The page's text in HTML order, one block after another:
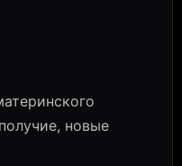
новые